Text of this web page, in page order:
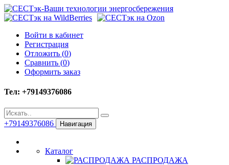
Войти в кабинет
Регистрация
Отложить (0)
Сравнить (0)
Оформить заказ
Тел: +79149376086
+79149376086 Навигация
Каталог
РАСПРОДАЖА